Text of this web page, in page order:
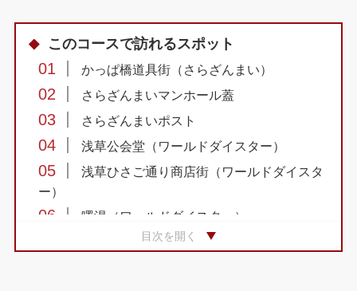
このコースで訪れるスポット
01 かっぱ橋道具街（さらざんまい）
02 さらざんまいマンホール蓋
03 さらざんまいポスト
04 浅草公会堂（ワールドダイスター）
05
浅草ひさご通り商店街（ワールドダイスタ
ー）
06 曙湯（ワールドダイスター）
あしたのジョー像
目次を開く